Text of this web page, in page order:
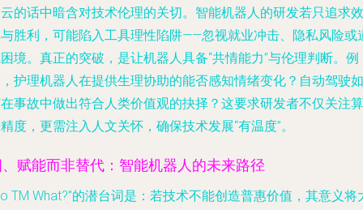
的话中暗含对技术伦理的关切。智能机器人的研发若只追求效
胜利，可能陷入工具理性陷阱——忽视就业冲击、隐私风险或
境。真正的突破，是让机器人具备“共情能力”与伦理判断。例
护理机器人在提供生理协助的能否感知情绪变化？自动驾驶如
事故中做出符合人类价值观的抉择？这要求研发者不仅关注算
度，更需注入人文关怀，确保技术发展“有温度”。
赋能而非替代：智能机器人的未来路径
TM What?”的潜台词是：若技术不能创造普惠价值，其意义将